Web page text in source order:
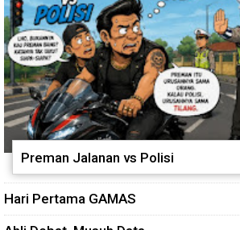
Preman Jalanan vs Polisi
Hari Pertama GAMAS